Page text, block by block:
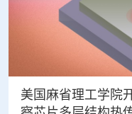
美国麻省理工学院